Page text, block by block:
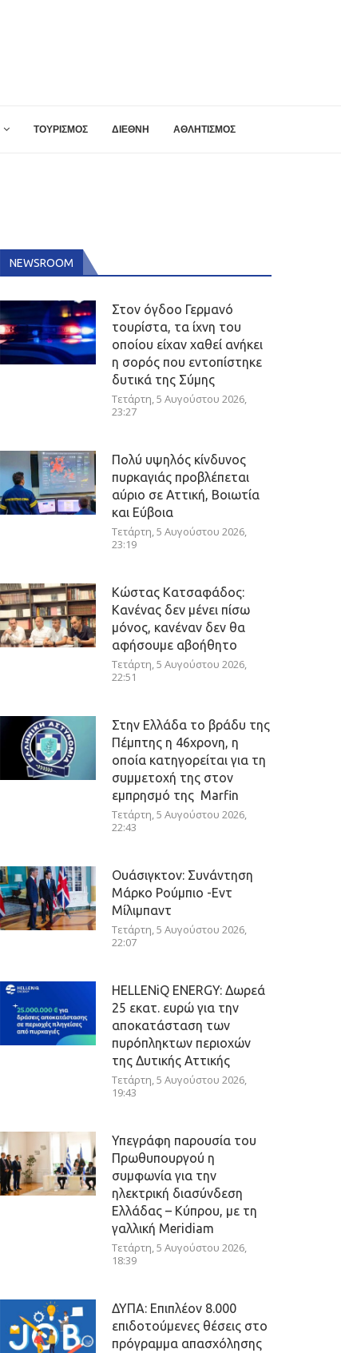
ΤΟΥΡΙΣΜΟΣ ΔΙΕΘΝΗ ΑΘΛΗΤΙΣΜΟΣ
NEWSROOM
Στον όγδοο Γερμανό
τουρίστα, τα ίχνη του
οποίου είχαν χαθεί ανήκει
η σορός που εντοπίστηκε
δυτικά της Σύμης
Τετάρτη, 5 Αυγούστου 2026,
23:27
Πολύ υψηλός κίνδυνος
πυρκαγιάς προβλέπεται
αύριο σε Αττική, Βοιωτία
και Εύβοια
Τετάρτη, 5 Αυγούστου 2026,
23:19
Κώστας Κατσαφάδος:
Κανένας δεν μένει πίσω
μόνος, κανέναν δεν θα
αφήσουμε αβοήθητο
Τετάρτη, 5 Αυγούστου 2026,
22:51
Στην Ελλάδα το βράδυ της
Πέμπτης η 46χρονη, η
οποία κατηγορείται για τη
συμμετοχή της στον
εμπρησμό της Marfin
Τετάρτη, 5 Αυγούστου 2026,
22:43
Ουάσιγκτον: Συνάντηση
Μάρκο Ρούμπιο -Εντ
Μίλιμπαντ
Τετάρτη, 5 Αυγούστου 2026,
22:07
HELLENiQ ENERGY: Δωρεά
25 εκατ. ευρώ για την
αποκατάσταση των
πυρόπληκτων περιοχών
της Δυτικής Αττικής
Τετάρτη, 5 Αυγούστου 2026,
19:43
Υπεγράφη παρουσία του
Πρωθυπουργού η
συμφωνία για την
ηλεκτρική διασύνδεση
Ελλάδας – Κύπρου, με τη
γαλλική Meridiam
Τετάρτη, 5 Αυγούστου 2026,
18:39
ΔΥΠΑ: Επιπλέον 8.000
επιδοτούμενες θέσεις στο
πρόγραμμα απασχόλησης